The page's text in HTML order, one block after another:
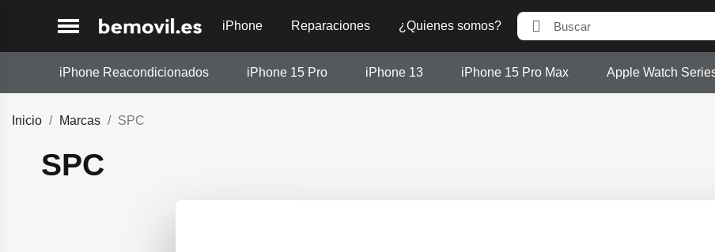
iPhone Reparaciones ¿Quienes somos?
iPhone Reacondicionados iPhone 15 Pro iPhone 13 iPhone 15 Pro Max Apple Watch
Inicio Marcas SPC
SPC